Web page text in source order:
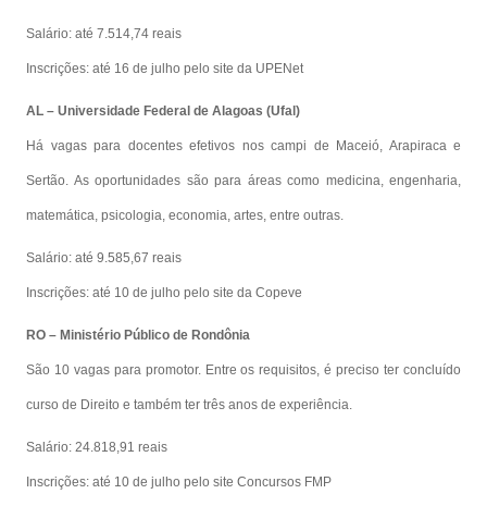
Salário: até 7.514,74 reais
Inscrições: até 16 de julho pelo site da UPENet
AL – Universidade Federal de Alagoas (Ufal)
Há vagas para docentes efetivos nos campi de Maceió, Arapiraca e
Sertão. As oportunidades são para áreas como medicina, engenharia,
matemática, psicologia, economia, artes, entre outras.
Salário: até 9.585,67 reais
Inscrições: até 10 de julho pelo site da Copeve
RO – Ministério Público de Rondônia
São 10 vagas para promotor. Entre os requisitos, é preciso ter concluído
curso de Direito e também ter três anos de experiência.
Salário: 24.818,91 reais
Inscrições: até 10 de julho pelo site Concursos FMP